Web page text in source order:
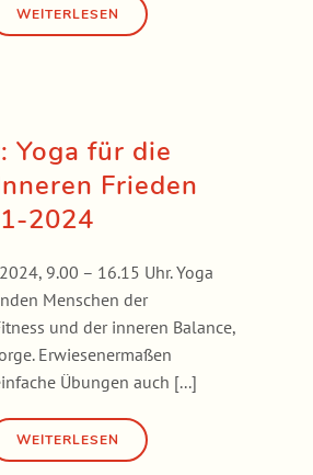
Yoga für die
Frieden
2024
9.00 – 16.15 Uhr. Yoga
Menschen der
und der inneren Balance,
Erwiesenermaßen
Übungen auch [...]